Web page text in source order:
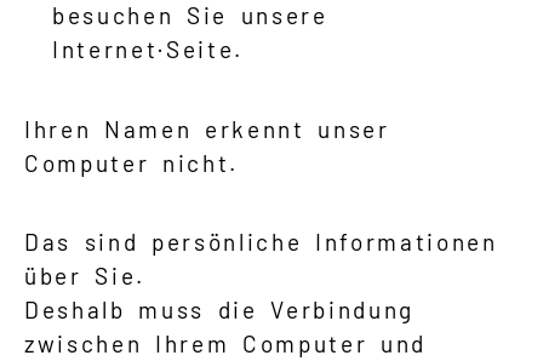
besuchen Sie unsere
Internet·Seite.
Ihren Namen erkennt unser
Computer nicht.
Das sind persönliche Informationen
über Sie.
Deshalb muss die Verbindung
zwischen Ihrem Computer und